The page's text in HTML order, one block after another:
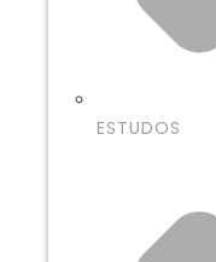
ESTUDOS